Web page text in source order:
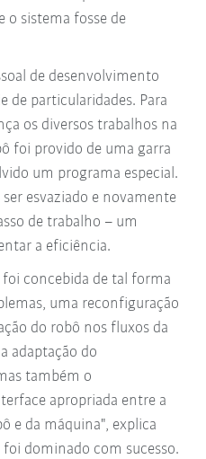
o sistema fosse de
de desenvolvimento
de particularidades. Para
os diversos trabalhos na
foi provido de uma garra
um programa especial.
esvaziado e novamente
de trabalho – um
a eficiência.
concebida de tal forma
uma reconfiguração
do robô nos fluxos da
adaptação do
também o
apropriada entre a
e da máquina", explica
dominado com sucesso.